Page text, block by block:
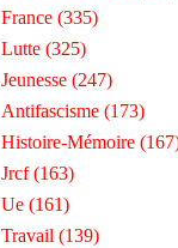
France (335)
Lutte (325)
Jeunesse (247)
Antifascisme (173)
Histoire-Mémoire
Jrcf(163)
Ue (161)
Travail (139)